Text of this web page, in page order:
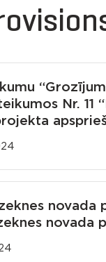
Nr. 11
novada